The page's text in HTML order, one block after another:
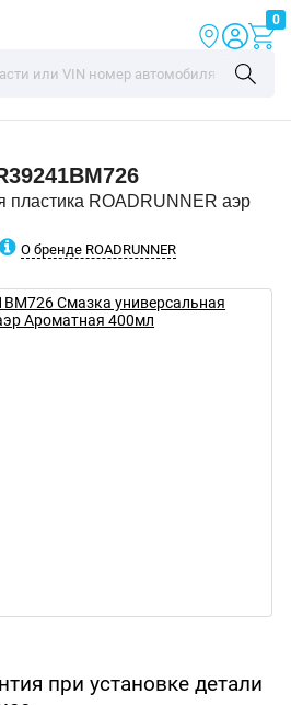
0
пластика ROADRUNNER аэр
О бренде ROADRUNNER
при установке детали